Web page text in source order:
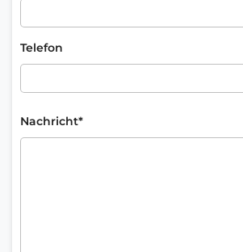
Telefon
Nachricht*